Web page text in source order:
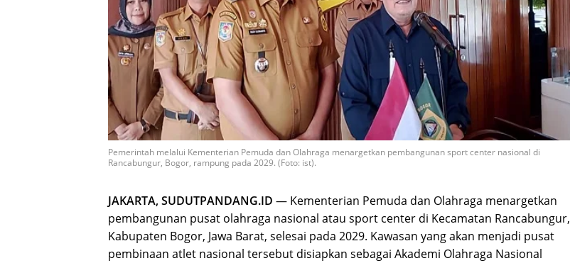
Pemerintah melalui Kementerian Pemuda dan Olahraga menargetkan pembangunan sport center nasional di
Rancabungur, Bogor, rampung pada 2029. (Foto: ist).
JAKARTA, SUDUTPANDANG.ID — Kementerian Pemuda dan Olahraga menargetkan
pembangunan pusat olahraga nasional atau sport center di Kecamatan Rancabungur,
Kabupaten Bogor, Jawa Barat, selesai pada 2029. Kawasan yang akan menjadi pusat
pembinaan atlet nasional tersebut disiapkan sebagai Akademi Olahraga Nasional